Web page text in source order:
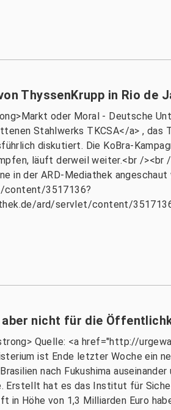
ThyssenKrupp in Rio de
oder Moral - Deutsche
Stahlwerks TKCSA</a> , das
diskutiert. Die KoBra-
läuft derweil weiter.<br /
in der ARD-Mediathek angeschaut
content/3517136?
ard/servlet/content/
aber nicht für die
Quelle: <a href="http://
ist Ende letzter Woche ein
nach Fukushima
Erstellt hat es das Institut für
in Höhe von 1,3 Milliarden Euro